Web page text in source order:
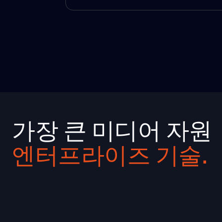
가장 큰 미디어 자원
엔터프라이즈 기술.